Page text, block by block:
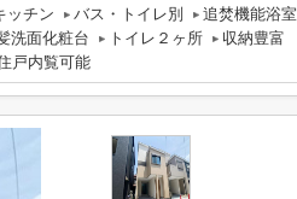
ッチン バス・トイレ別 追焚機能浴室
洗面化粧台 トイレ２ヶ所
収納豊富
戸内覧可能